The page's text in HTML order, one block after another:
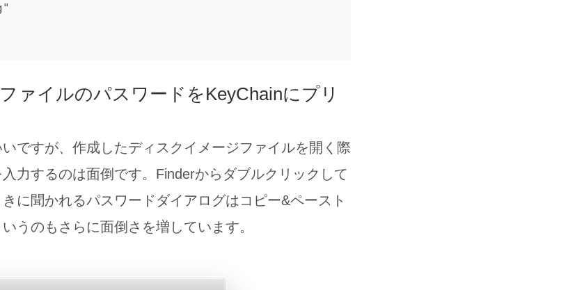
ァイルのパスワードをKeyChainにプリ
ですが、作成したディスクイメージファイルを開く際
力するのは面倒です。Finderからダブルクリックして
に聞かれるパスワードダイアログはコピー&ペースト
うのもさらに面倒さを増しています。